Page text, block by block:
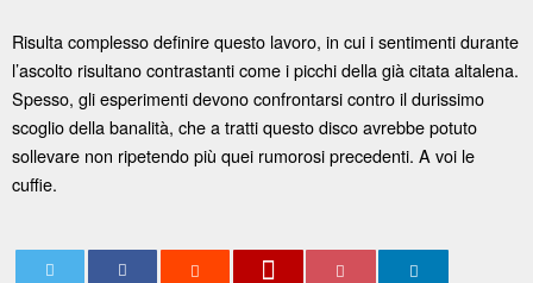
Risulta complesso definire questo lavoro, in cui i sentimenti durante
l’ascolto risultano contrastanti come i picchi della già citata altalena.
Spesso, gli esperimenti devono confrontarsi contro il durissimo
scoglio della banalità, che a tratti questo disco avrebbe potuto
sollevare non ripetendo più quei rumorosi precedenti. A voi le
cuffie.